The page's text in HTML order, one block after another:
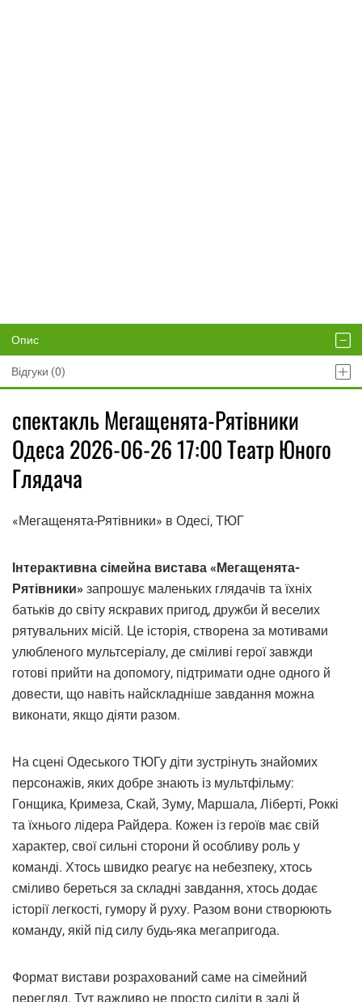
Опис
Відгуки (0)
спектакль Мегащенята-Рятівники
Одеса 2026-06-26 17:00 Театр Юного
Глядача
«Мегащенята-Рятівники» в Одесі, ТЮГ
Інтерактивна сімейна вистава «Мегащенята-
Рятівники» запрошує маленьких глядачів та їхніх
батьків до світу яскравих пригод, дружби й веселих
рятувальних місій. Це історія, створена за мотивами
улюбленого мультсеріалу, де сміливі герої завжди
готові прийти на допомогу, підтримати одне одного й
довести, що навіть найскладніше завдання можна
виконати, якщо діяти разом.
На сцені Одеського ТЮГу діти зустрінуть знайомих
персонажів, яких добре знають із мультфільму:
Гонщика, Кримеза, Скай, Зуму, Маршала, Ліберті, Роккі
та їхнього лідера Райдера. Кожен із героїв має свій
характер, свої сильні сторони й особливу роль у
команді. Хтось швидко реагує на небезпеку, хтось
сміливо береться за складні завдання, хтось додає
історії легкості, гумору й руху. Разом вони створюють
команду, якій під силу будь-яка мегапригода.
Формат вистави розрахований саме на сімейний
перегляд. Тут важливо не просто сидіти в залі й